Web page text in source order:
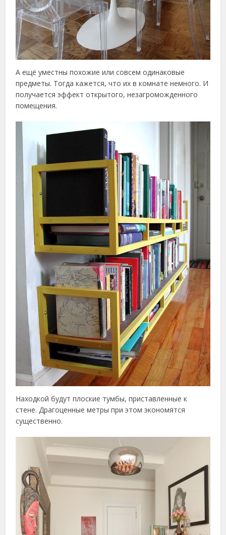
А ещё уместны похожие или совсем одинаковые
предметы. Тогда кажется, что их в комнате немного. И
получается эффект открытого, незагроможденного
помещения.
Находкой будут плоские тумбы, приставленные к
стене. Драгоценные метры при этом экономятся
существенно.